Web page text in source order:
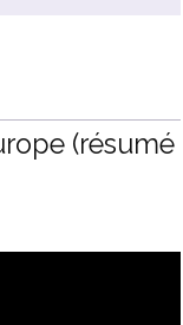
(résumé